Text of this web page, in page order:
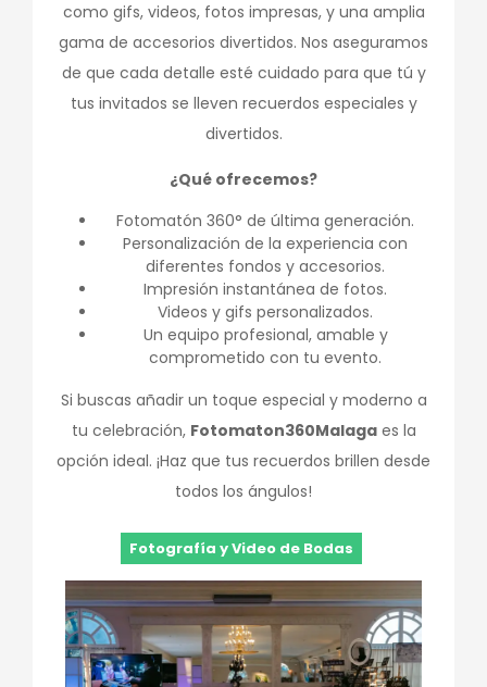
como gifs, videos, fotos impresas, y una amplia
gama de accesorios divertidos. Nos aseguramos
de que cada detalle esté cuidado para que tú y
tus invitados se lleven recuerdos especiales y
divertidos.
¿Qué ofrecemos?
Fotomatón 360° de última generación.
Personalización de la experiencia con
diferentes fondos y accesorios.
Impresión instantánea de fotos.
Videos y gifs personalizados.
Un equipo profesional, amable y
comprometido con tu evento.
Si buscas añadir un toque especial y moderno a
tu celebración, Fotomaton360Malagaes la
opción ideal. ¡Haz que tus recuerdos brillen desde
todos los ángulos!
Fotografía y Video de Bodas